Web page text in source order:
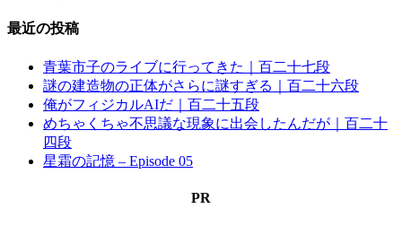
最近の投稿
青葉市子のライブに行ってきた｜百二十七段
謎の建造物の正体がさらに謎すぎる｜百二十六段
俺がフィジカルAIだ｜百二十五段
めちゃくちゃ不思議な現象に出会したんだが｜百二十
四段
星霜の記憶 – Episode 05
PR